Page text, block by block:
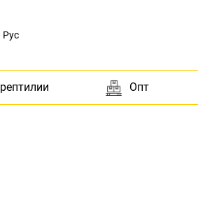
Рус
Опт